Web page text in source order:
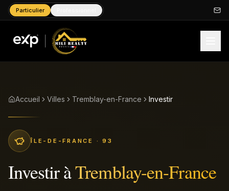
Particulier
Accueil Villes Tremblay-en-France Investir
ÎLE-DE-FRANCE · 93
InvestiràTremblay-en-France